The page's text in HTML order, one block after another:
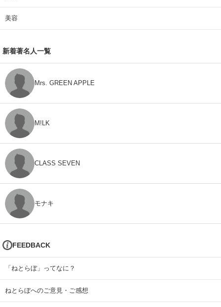
美容
新着著名人一覧
Mrs. GREEN APPLE
M!LK
CLASS SEVEN
モナキ
FEEDBACK
「ねとらぼ」ってなに？
ねとらぼへのご意見・ご感想